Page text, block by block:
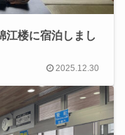
江楼に宿泊しまし
2025.12.30